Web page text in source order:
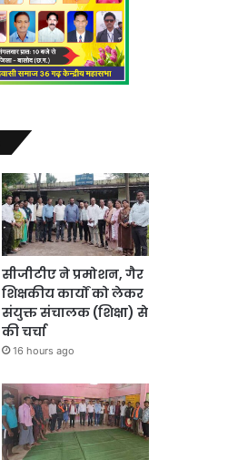
सीजीटीए ने प्रमोशन, गैर
शिक्षकीय कार्यों को लेकर
संयुक्त संचालक (शिक्षा) से
की चर्चा
16 hours ago